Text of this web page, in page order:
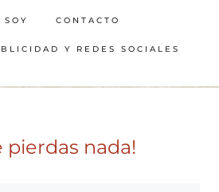
CONTACTO
Y REDES SOCIALES
pierdas nada!